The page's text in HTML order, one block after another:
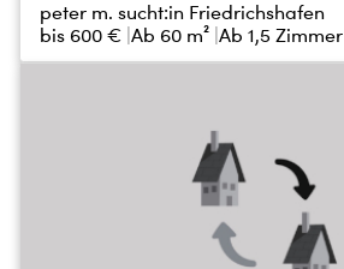
peter m. sucht:in Friedrichshafen
bis 600 € Ab 60 m² Ab 1,5 Zimmer